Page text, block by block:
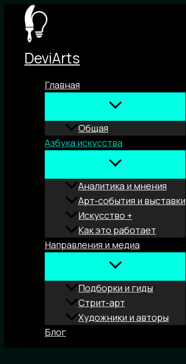
Перейти
содержимому
DeviArts
Главная
Общая
Азбука искусства
Аналитика и мнения
Арт-события и выставки
Искусство +
Как это работает
Направления и медиа
Подборки и гиды
Стрит-арт
Художники и авторы
Блог